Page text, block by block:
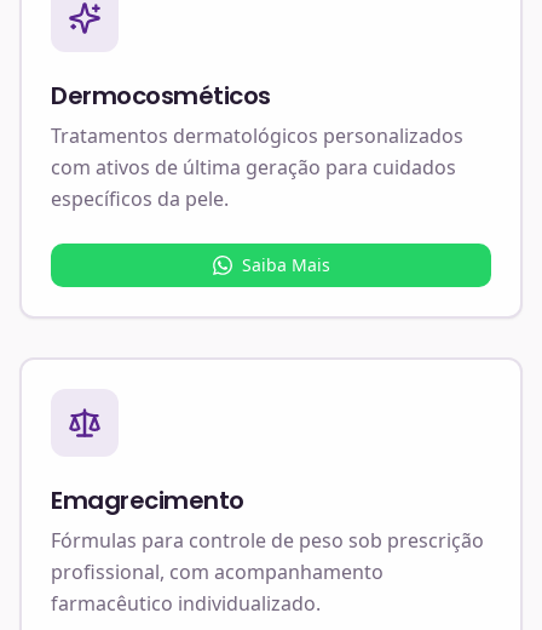
Dermocosméticos
Tratamentos dermatológicos personalizados
com ativos de última geração para cuidados
específicos da pele.
Saiba Mais
Emagrecimento
Fórmulas para controle de peso sob prescrição
profissional, com acompanhamento
farmacêutico individualizado.